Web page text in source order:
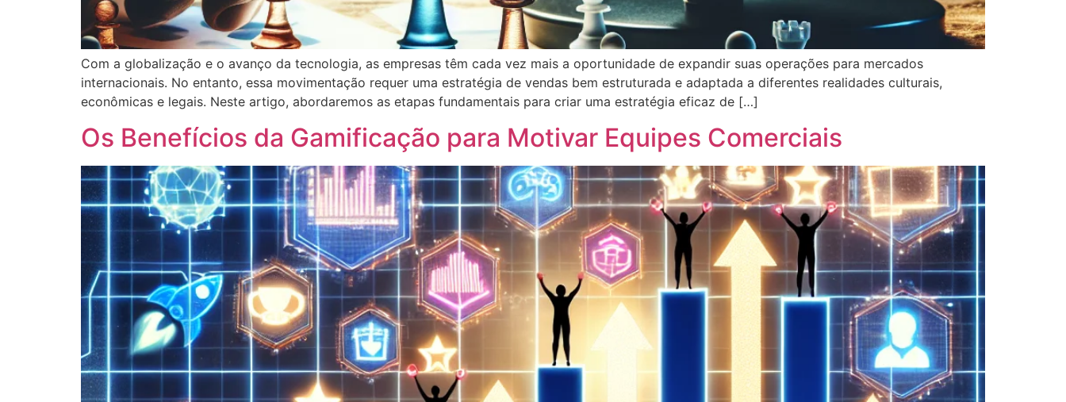
Com a globalização e o avanço da tecnologia, as empresas têm cada vez mais a oportunidade de expandir suas operações para mercados
internacionais. No entanto, essa movimentação requer uma estratégia de vendas bem estruturada e adaptada a diferentes realidades culturais,
econômicas e legais. Neste artigo, abordaremos as etapas fundamentais para criar uma estratégia eficaz de […]
Os Benefícios da Gamificação para Motivar Equipes Comerciais